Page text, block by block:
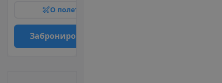
О полет
Заброниро